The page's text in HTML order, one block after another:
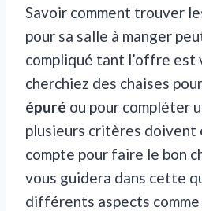
Savoir comment trouver
pour sa salle à manger
compliqué tant l’offre est
cherchiez des chaises
épuré ou pour compléter
plusieurs critères doivent
compte pour faire le bon
vous guidera dans cette
différents aspects comme